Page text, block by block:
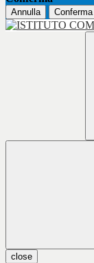
Annulla Conferma
close